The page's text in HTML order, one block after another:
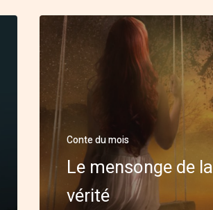
Conte du mois
Le mensonge de la
vérité